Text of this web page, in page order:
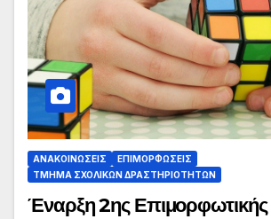
ΑΝΑΚΟΙΝΏΣΕΙΣ
ΕΠΙΜΟΡΦΏΣΕΙΣ
ΤΜΉΜΑ ΣΧΟΛΙΚΏΝ ΔΡΑΣΤΗΡΙΟΤΉΤΩΝ
Έναρξη 2ης Επιμορφωτικής